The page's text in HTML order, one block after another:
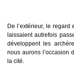
De l’extérieur, le
laissaient autrefois
développent les
nous aurons l’occasion
la cité.